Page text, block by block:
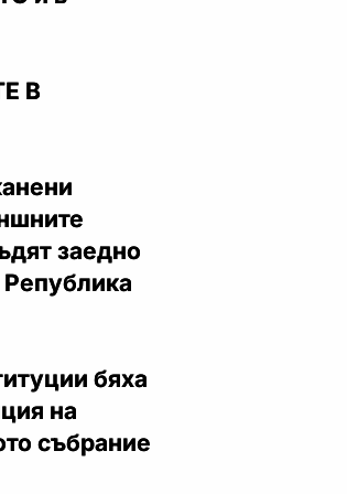
В
заедно
Република
бяха
на
събрание